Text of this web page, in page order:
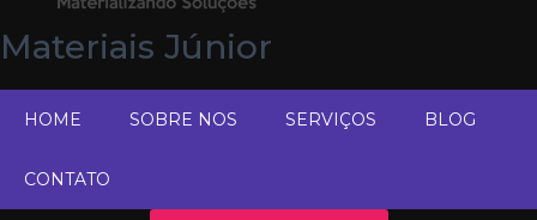
Materiais Júnior
HOME SOBRE NOS SERVIÇOS BLOG
CONTATO